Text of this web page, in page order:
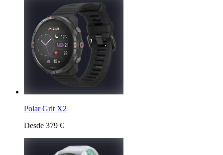
Polar Grit X2
Desde 379 €